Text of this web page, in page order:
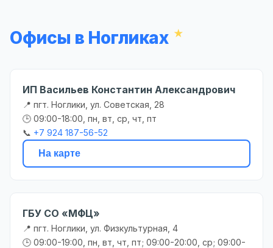
Офисы в Ногликах
ИП Васильев Константин Александрович
📍 пгт. Ноглики, ул. Советская, 28
🕒 09:00-18:00, пн, вт, ср, чт, пт
📞 +7 924 187-56-52
На карте
ГБУ СО «МФЦ»
📍 пгт. Ноглики, ул. Физкультурная, 4
🕒 09:00-19:00, пн, вт, чт, пт; 09:00-20:00, ср; 09:00-